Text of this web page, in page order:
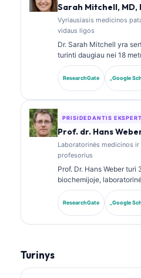
Sarah Mitchell, MD,
Vyriausiasis medicinos
vidaus ligos
Dr. Sarah Mitchell yra
turinti daugiau nei 18
medicinos ir
klinikinės chemijos
plačiai publikavo
ResearchGate „Google
PRISIDEDANTIS
Prof. dr. Hans
Laboratorinės medicinos
profesorius
Prof. Dr. Hans Weber
biochemijoje,
tyrimuose. Buvęs
draugijos prezidentas, jis
panelių analizėje,
ResearchGate „Google
Turinys